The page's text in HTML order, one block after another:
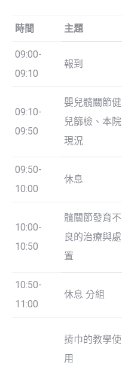
時間 主題
09:00-
09:10
報到
09:10-
09:50
嬰兒髖關節健
兒篩檢、本院
現況
09:50-
10:00
休息
10:00-
10:50
髖關節發育不
良的治療與處
置
10:50-
11:00
休息 分組
揹巾的教學使
用